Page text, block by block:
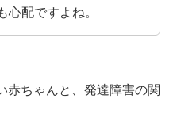
心配ですよね。
赤ちゃんと、発達障害の関